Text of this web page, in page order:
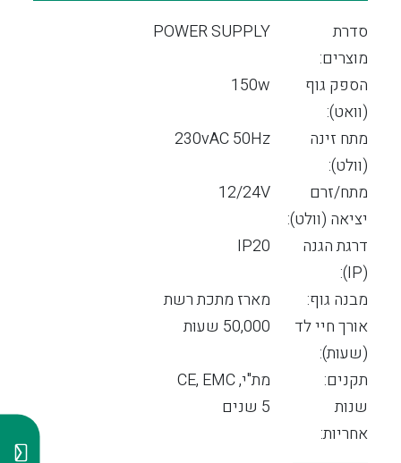
סדרת
מוצרים:
POWER SUPPLY
הספק גוף
(וואט):
150w
מתח זינה
(וולט):
230vAC 50Hz
מתח/זרם
יציאה (וולט):
12/24V
דרגת הגנה
(IP):
IP20
מבנה גוף:
מארז מתכת רשת
אורך חיי לד
(שעות):
50,000 שעות
תקנים:
מת"י, CE, EMC
שנות
אחריות:
5 שנים